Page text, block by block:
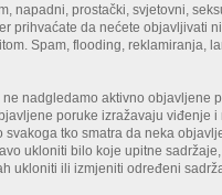
napadni, prostački, svjetovni,
prihvaćate da nećete objavljivati
Spam, flooding, reklamiranja,
nadgledamo aktivno objavljene
poruke izražavaju viđenje i
tko smatra da neka
ukloniti bilo koje upitne
ukloniti ili izmjeniti određeni